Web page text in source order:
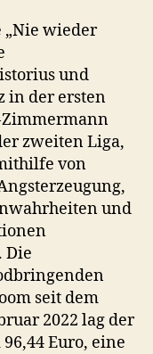
„Nie wieder
und
in der ersten
Zimmermann
zweiten Liga,
von
und
Die
seit dem
2022 lag der
Euro, eine